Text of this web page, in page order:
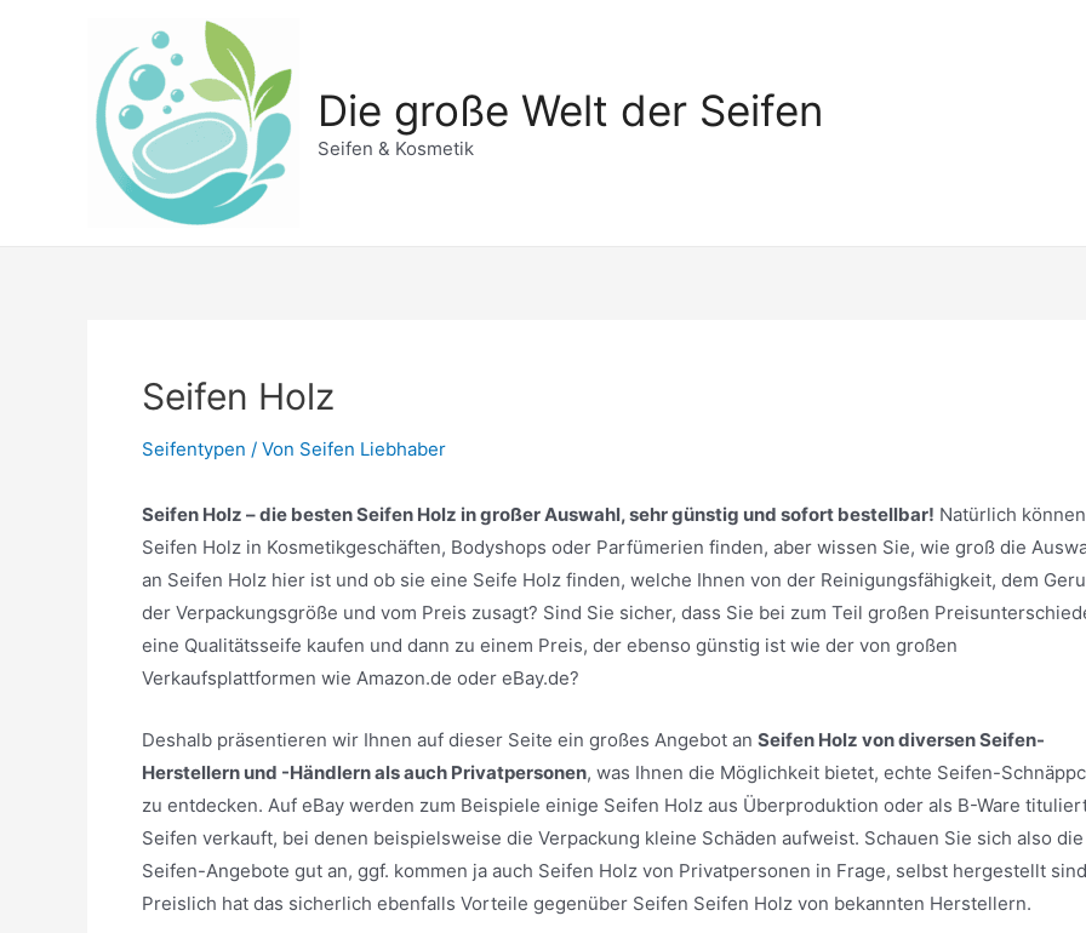
Die große Welt der Seifen
Seifen & Kosmetik
Seifen Holz
Seifentypen / Von Seifen Liebhaber
Seifen Holz – die besten Seifen Holz in großer Auswahl, sehr günstig und sofort bestellbar! Natürlich
Seifen Holz in Kosmetikgeschäften, Bodyshops oder Parfümerien finden, aber wissen Sie, wie groß die
an Seifen Holz hier ist und ob sie eine Seife Holz finden, welche Ihnen von der Reinigungsfähigkeit, dem
der Verpackungsgröße und vom Preis zusagt? Sind Sie sicher, dass Sie bei zum Teil großen
eine Qualitätsseife kaufen und dann zu einem Preis, der ebenso günstig ist wie der von großen
Verkaufsplattformen wie Amazon.de oder eBay.de?
Deshalb präsentieren wir Ihnen auf dieser Seite ein großes Angebot an Seifen Holz von diversen Seifen-
Herstellern und -Händlern als auch Privatpersonen, was Ihnen die Möglichkeit bietet, echte Seifen-
zu entdecken. Auf eBay werden zum Beispiele einige Seifen Holz aus Überproduktion oder als B-Ware
Seifen verkauft, bei denen beispielsweise die Verpackung kleine Schäden aufweist. Schauen Sie sich also die
Seifen-Angebote gut an, ggf. kommen ja auch Seifen Holz von Privatpersonen in Frage, selbst hergestellt
Preislich hat das sicherlich ebenfalls Vorteile gegenüber Seifen Seifen Holz von bekannten Herstellern.